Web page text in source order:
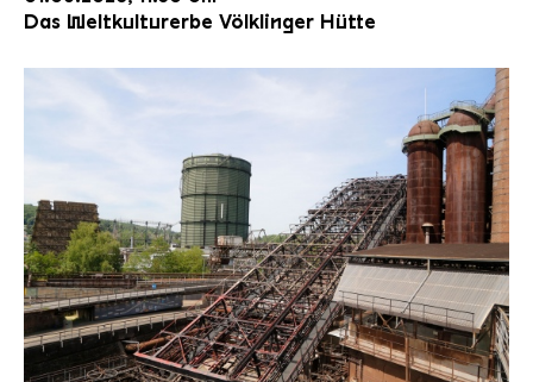
Das Weltkulturerbe Völklinger Hütte